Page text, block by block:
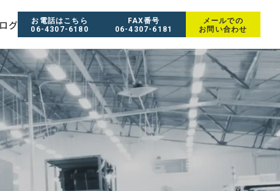
グ
お電話はこちら
06-4307-6180
FAX番号
06-4307-6181
メールでの
お問い合わせ